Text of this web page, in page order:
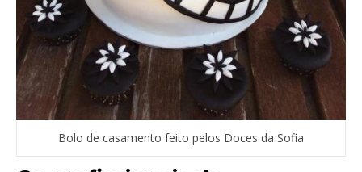
Bolo de casamento feito pelos Doces da Sofia